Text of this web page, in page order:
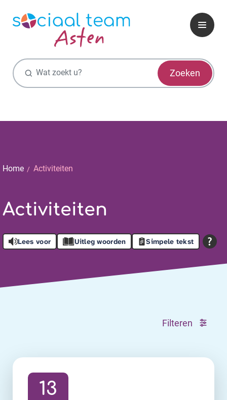
Zoekfunctie Zoeken
Home Activiteiten
Activiteiten
Lees voor Uitleg woorden Simpele tekst
Filteren
13